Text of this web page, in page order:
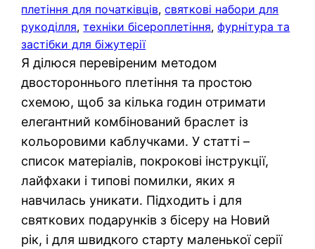
плетіння для початківців, святкові набори для
рукоділля, техніки бісероплетіння, фурнітура та
застібки для біжутерії
Я ділюся перевіреним методом
двостороннього плетіння та простою
схемою, щоб за кілька годин отримати
елегантний комбінований браслет із
кольоровими каблучками. У статті –
список матеріалів, покрокові інструкції,
лайфхаки і типові помилки, яких я
навчилась уникати. Підходить і для
святкових подарунків з бісеру на Новий
рік, і для швидкого старту маленької серії